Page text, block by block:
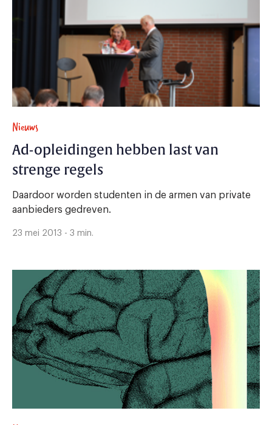
Nieuws
Ad-opleidingen hebben last van
strenge regels
Daardoor worden studenten in de armen van private
aanbieders gedreven.
23 mei 2013 - 3 min.